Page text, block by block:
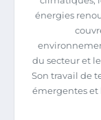
énergies
du secteur et
Son travail de
émergentes et